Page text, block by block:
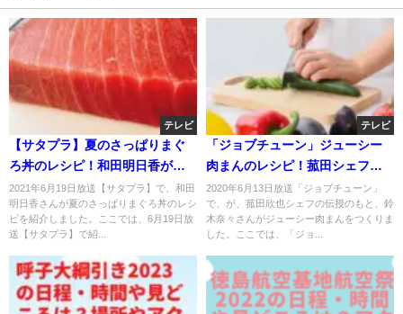
テレビ
【サタプラ】夏のさっぱりまぐ
ろ丼のレシピ！和田明日香が伝
授！6月19日
2021年6月19日放送【サタプラ】で、和田
明日香さんが夏のさっぱりまぐろ丼のレシ
ピを紹介しました。ここでは、6月19日放
送【サタプラ】で紹...
テレビ
「ジョブチューン」ジューシー
肉まんのレシピ！菰田シェフの
中華おうちごはん！
2020年6月13日放送「ジョブチューン」
で、が、菰田欣也シェフの伝授のもと、鈴
木奈々さんがジューシー肉まんをつくりま
した。ここでは、「ジョ...